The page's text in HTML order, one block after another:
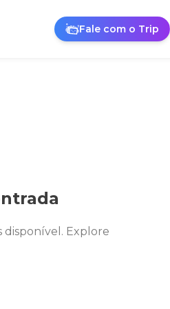
Fale com o Trip
disponível. Explore